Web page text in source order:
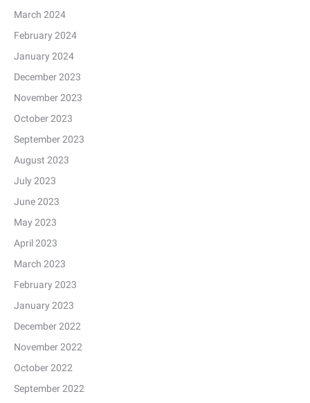
March 2024
February 2024
January 2024
December 2023
November 2023
October 2023
September 2023
August 2023
July 2023
June 2023
May 2023
April 2023
March 2023
February 2023
January 2023
December 2022
November 2022
October 2022
September 2022